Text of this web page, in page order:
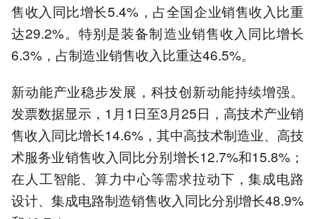
售收入同比增长5.4%，占全国企业销售收入比重
达29.2%。特别是装备制造业销售收入同比增长
6.3%，占制造业销售收入比重达46.5%。
新动能产业稳步发展，科技创新动能持续增强。
发票数据显示，1月1日至3月25日，高技术产业销
售收入同比增长14.6%，其中高技术制造业、高技
术服务业销售收入同比分别增长12.7%和15.8%；
在人工智能、算力中心等需求拉动下，集成电路
设计、集成电路制造销售收入同比分别增长48.9%